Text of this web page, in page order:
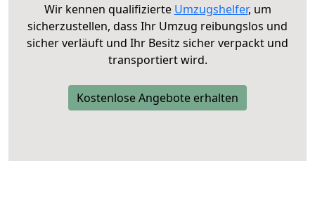
Wir kennen qualifizierte Umzugshelfer, um
sicherzustellen, dass Ihr Umzug reibungslos und
sicher verläuft und Ihr Besitz sicher verpackt und
transportiert wird.
Kostenlose Angebote erhalten